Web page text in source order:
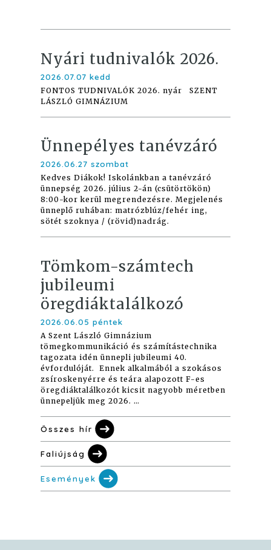
Nyári tudnivalók 2026.
2026.07.07 kedd
FONTOS TUDNIVALÓK 2026. nyár SZENT
LÁSZLÓ GIMNÁZIUM
Ünnepélyes tanévzáró
2026.06.27 szombat
Kedves Diákok! Iskolánkban a tanévzáró
ünnepség 2026. július 2-án (csütörtökön)
8:00-kor kerül megrendezésre. Megjelenés
ünneplő ruhában: matrózblúz/fehér ing,
sötét szoknya / (rövid)nadrág.
Tömkom-számtech
jubileumi
öregdiáktalálkozó
2026.06.05 péntek
A Szent László Gimnázium
tömegkommunikáció és számítástechnika
tagozata idén ünnepli jubileumi 40.
évfordulóját. Ennek alkalmából a szokásos
zsíroskenyérre és teára alapozott F-es
öregdiáktalálkozót kicsit nagyobb méretben
ünnepeljük meg 2026. …
Összes hír
Faliújság
Események